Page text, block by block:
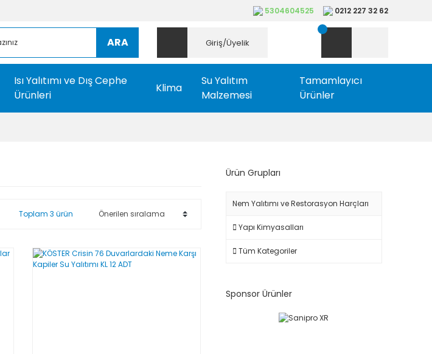
5304604525 0212 227 32 62
ARA Giriş/Üyelik
Isı Yalıtımı ve Dış Cephe
Ürünleri
Klima
Su Yalıtım
Malzemesi
Tamamlayıcı
Ürünler
Toplam 3 ürün
Ürün Grupları
Nem Yalıtımı ve Restorasyon Harçları
Yapı Kimyasalları
Tüm Kategoriler
Sponsor Ürünler